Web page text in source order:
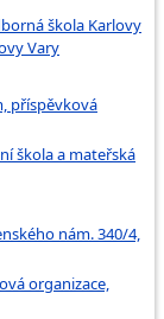
škola Karlovy
Vary
příspěvková
škola a mateřská
nám. 340/4,
organizace,